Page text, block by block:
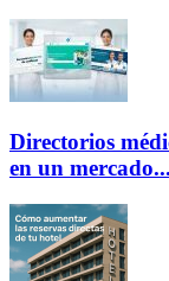
Directorios
en un mercado...